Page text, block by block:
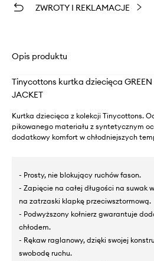
ZWROTY I REKLAMACJE
Opis produktu
Tinycottons kurtka dziecięca GREEN
JACKET
Kurtka dziecięca z kolekcji Tinycottons.
pikowanego materiału z syntetycznym
dodatkowy komfort w chłodniejszych
- Prosty, nie blokujący ruchów fason.
- Zapięcie na całej długości na suwak
na zatrzaski klapkę przeciwsztormową.
- Podwyższony kołnierz gwarantuje
chłodem.
- Rękaw raglanowy, dzięki swojej
swobodę ruchu.